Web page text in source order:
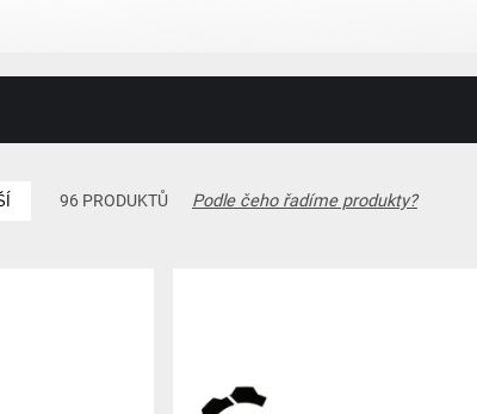
96 PRODUKTŮ Podle čeho řadíme produkty?